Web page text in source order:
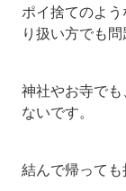
ポイ捨てのよ
り扱い方でも
神社やお寺で
ないです。
結んで帰っても